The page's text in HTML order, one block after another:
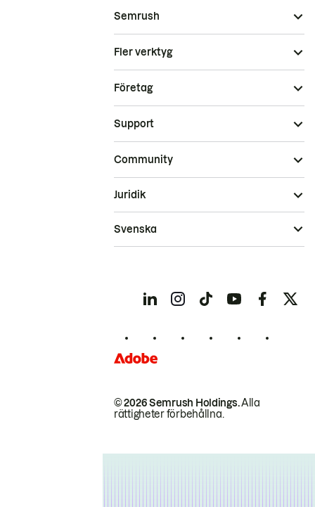
Semrush
Fler verktyg
Företag
Support
Community
© 2026 Semrush Holdings.Alla
rättigheter förbehållna.
Juridik
Svenska